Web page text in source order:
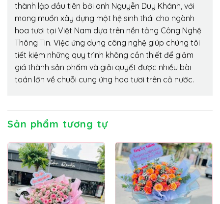
thành lập đầu tiên bởi anh Nguyễn Duy Khánh, với
mong muốn xây dựng một hệ sinh thái cho ngành
hoa tươi tại Việt Nam dựa trên nền tảng Công Nghệ
Thông Tin. Việc ứng dụng công nghệ giúp chúng tôi
tiết kiệm những quy trình không cần thiết để giảm
giá thành sản phẩm và giải quyết được nhiều bài
toán lớn về chuỗi cung ứng hoa tươi trên cả nước.
Sản phẩm tương tự